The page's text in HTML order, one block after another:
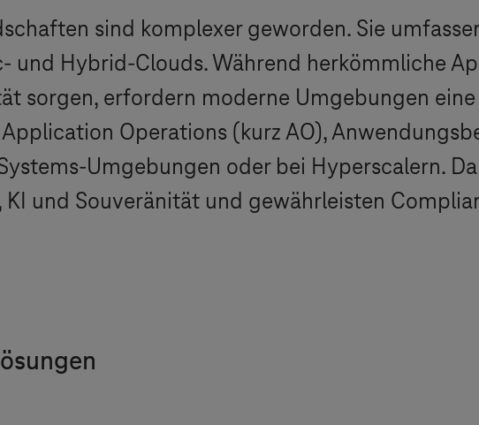
sind komplexer geworden. Sie
und Hybrid-Clouds. Während herkömmliche
sorgen, erfordern moderne Umgebungen
Operations (kurz AO),
-Umgebungen oder bei Hyperscalern.
und Souveränität und gewährleisten